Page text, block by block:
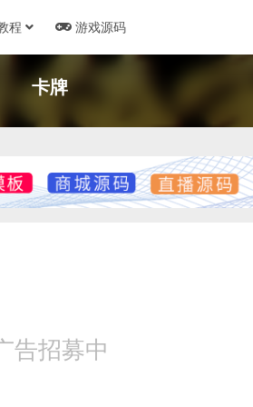
程 游戏源码
卡牌